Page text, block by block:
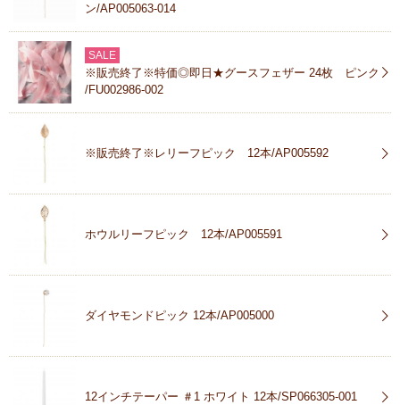
ン/AP005063-014
SALE
※販売終了※特価◎即日★グースフェザー 24枚 ピンク
/FU002986-002
※販売終了※レリーフピック 12本/AP005592
ホウルリーフピック 12本/AP005591
ダイヤモンドピック 12本/AP005000
12インチテーパー ＃1 ホワイト 12本/SP066305-001